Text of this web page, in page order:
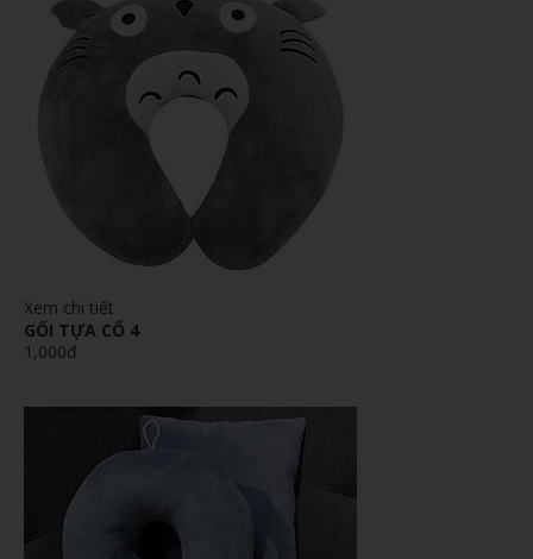
Xem chi tiết
GỐI TỰA CỔ 4
1,000đ